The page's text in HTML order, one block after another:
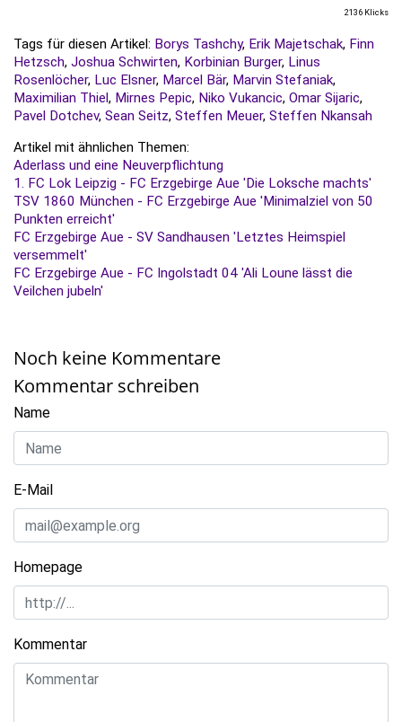
2136 Klicks
Tags für diesen Artikel: Borys Tashchy, Erik Majetschak, Finn
Hetzsch, Joshua Schwirten, Korbinian Burger, Linus
Rosenlöcher, Luc Elsner, Marcel Bär, Marvin Stefaniak,
Maximilian Thiel , Mirnes Pepic, Niko Vukancic, Omar Sijaric,
Pavel Dotchev, Sean Seitz, Steffen Meuer, Steffen Nkansah
Artikel mit ähnlichen Themen:
Aderlass und eine Neuverpflichtung
1. FC Lok Leipzig - FC Erzgebirge Aue 'Die Loksche machts'
TSV 1860 München - FC Erzgebirge Aue 'Minimalziel von 50
Punkten erreicht'
FC Erzgebirge Aue - SV Sandhausen 'Letztes Heimspiel
versemmelt'
FC Erzgebirge Aue - FC Ingolstadt 04 'Ali Loune lässt die
Veilchen jubeln'
Noch keine Kommentare
Kommentar schreiben
Name
E-Mail
Homepage
Kommentar